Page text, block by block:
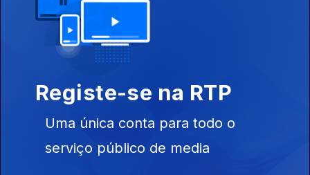
Registe-se na RTP
Uma única conta para todo o
serviço público de media